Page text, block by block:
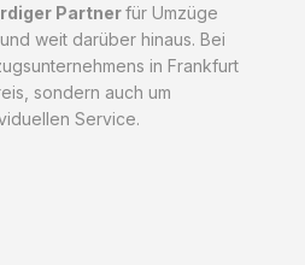
Partnerfür Umzüge
weit darüber hinaus. Bei
in Frankfurt
sondern auch um
Service.